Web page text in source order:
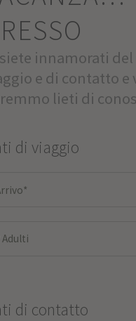
innamorati
e di contatto
lieti di
di viaggio
Adulti
di contatto